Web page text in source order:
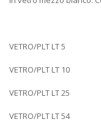
VETRO/PLT LT 5
VETRO/PLT LT 10
VETRO/PLT LT 25
VETRO/PLT LT 54